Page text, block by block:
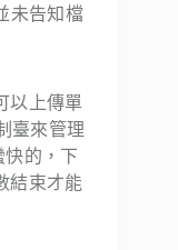
未告知檔
以上傳單
臺來管理
快的，下
結束才能